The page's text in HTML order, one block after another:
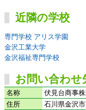
近隣の学校
専門学校 アリス学園
金沢工業大学
金沢福祉専門学校
お問い合わせ
名称
伏見台商事
住所
石川県金沢